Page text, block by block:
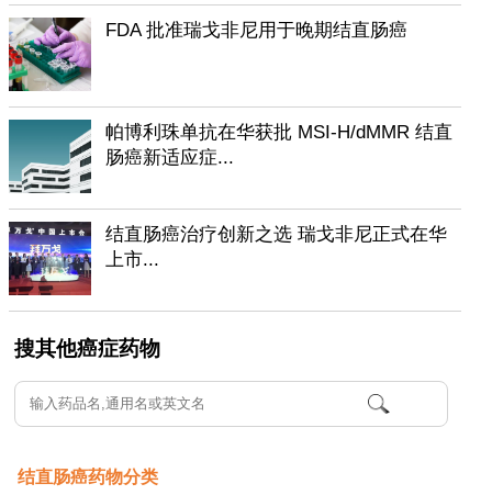
FDA 批准瑞戈非尼用于晚期结直肠癌
帕博利珠单抗在华获批 MSI-H/dMMR 结直
肠癌新适应症...
结直肠癌治疗创新之选 瑞戈非尼正式在华
上市...
搜其他癌症药物
结直肠癌药物分类